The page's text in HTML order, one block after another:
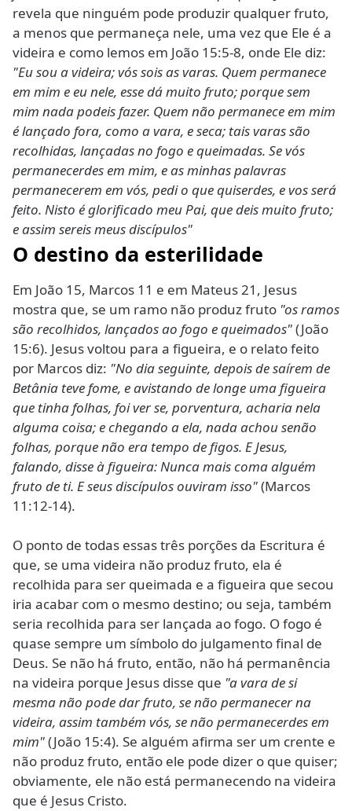
revela que ninguém pode produzir qualquer fruto,
a menos que permaneça nele, uma vez que Ele é a
videira e como lemos em João 15:5-8, onde Ele diz:
"Eu sou a videira; vós sois as varas. Quem permanece
em mim e eu nele, esse dá muito fruto; porque sem
mim nada podeis fazer. Quem não permanece em mim
é lançado fora, como a vara, e seca; tais varas são
recolhidas, lançadas no fogo e queimadas. Se vós
permanecerdes em mim, e as minhas palavras
permanecerem em vós, pedi o que quiserdes, e vos será
feito. Nisto é glorificado meu Pai, que deis muito fruto;
e assim sereis meus discípulos"
O destino da esterilidade
Em João 15, Marcos 11 e em Mateus 21, Jesus
mostra que, se um ramo não produz fruto "os ramos
são recolhidos, lançados ao fogo e queimados"(João
15:6). Jesus voltou para a figueira, e o relato feito
por Marcos diz: "No dia seguinte, depois de saírem de
Betânia teve fome, e avistando de longe uma figueira
que tinha folhas, foi ver se, porventura, acharia nela
alguma coisa; e chegando a ela, nada achou senão
folhas, porque não era tempo de figos. E Jesus,
falando, disse à figueira: Nunca mais coma alguém
fruto de ti. E seus discípulos ouviram isso"(Marcos
11:12-14).
O ponto de todas essas três porções da Escritura é
que, se uma videira não produz fruto, ela é
recolhida para ser queimada e a figueira que secou
iria acabar com o mesmo destino; ou seja, também
seria recolhida para ser lançada ao fogo. O fogo é
quase sempre um símbolo do julgamento final de
Deus. Se não há fruto, então, não há permanência
na videira porque Jesus disse que "a vara de si
mesma não pode dar fruto, se não permanecer na
videira, assim também vós, se não permanecerdes em
mim"(João 15:4). Se alguém afirma ser um crente e
não produz fruto, então ele pode dizer o que quiser;
obviamente, ele não está permanecendo na videira
que é Jesus Cristo.